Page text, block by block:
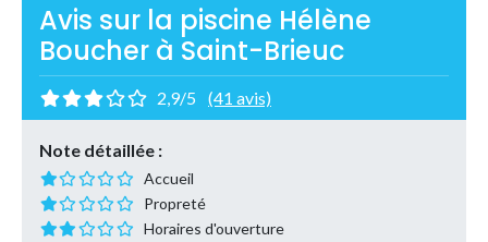
Avis sur la piscine Hélène
Boucher à Saint-Brieuc
2,9/5 (41 avis)
Note détaillée :
Accueil
Propreté
Horaires d'ouverture